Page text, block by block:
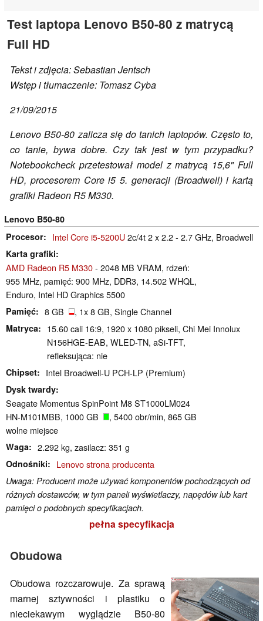
Test laptopa Lenovo B50-80 z matrycą
Full HD
Tekst i zdjęcia: Sebastian Jentsch
Wstęp i tłumaczenie: Tomasz Cyba
21/09/2015
Lenovo B50-80 zalicza się do tanich laptopów. Często to,
co tanie, bywa dobre. Czy tak jest w tym przypadku?
Notebookcheck przetestował model z matrycą 15,6" Full
HD, procesorem Core i5 5. generacji (Broadwell) i kartą
grafiki Radeon R5 M330.
Lenovo B50-80
Procesor
Intel Core i5-5200U2c/4t 2 x 2.2 - 2.7 GHz, Broadwell
Karta grafiki
AMD Radeon R5 M330- 2048 MB VRAM, rdzeń:
955 MHz, pamięć: 900 MHz, DDR3, 14.502 WHQL,
Enduro, Intel HD Graphics 5500
Pamięć 8 GB , 1x 8 GB, Single Channel
Matryca
15.60 cali 16:9, 1920 x 1080 pikseli, Chi Mei Innolux
N156HGE-EAB, WLED-TN, aSi-TFT,
refleksująca: nie
Chipset Intel Broadwell-U PCH-LP (Premium)
Dysk twardy
Seagate Momentus SpinPoint M8 ST1000LM024
HN-M101MBB, 1000 GB
, 5400 obr/min, 865 GB
wolne miejsce
Waga 2.292 kg, zasilacz: 351 g
Odnośniki Lenovo strona producenta
Uwaga: Producent może używać komponentów pochodzących od
różnych dostawców, w tym paneli wyświetlaczy, napędów lub kart
pamięci o podobnych specyfikacjach.
pełna specyfikacja
Obudowa
Obudowa rozczarowuje. Za sprawą
marnej sztywności i plastiku o
nieciekawym wyglądzie B50-80